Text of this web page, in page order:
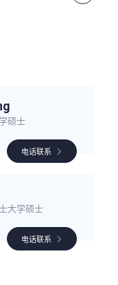
硕士
电话联系
大学硕士
电话联系